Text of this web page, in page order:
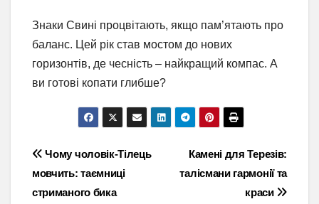
Знаки Свині процвітають, якщо пам’ятають про
баланс. Цей рік став мостом до нових
горизонтів, де чесність – найкращий компас. А
ви готові копати глибше?
Навігація
записів
Камені для Терезів:
талісмани гармонії та
краси
Чому чоловік-Тілець
мовчить: таємниці
стриманого бика